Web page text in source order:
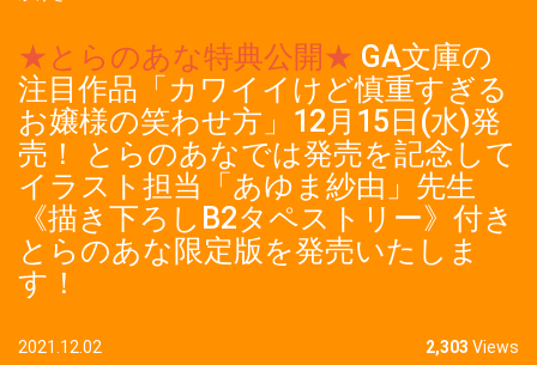
★とらのあな特典公開★ GA文庫の
注目作品「カワイイけど慎重すぎる
お嬢様の笑わせ方」12月15日(水)発
売！ とらのあなでは発売を記念して
イラスト担当「あゆま紗由」先生
《描き下ろしB2タペストリー》付き
とらのあな限定版を発売いたしま
す！
2021.12.02 2,303 Views